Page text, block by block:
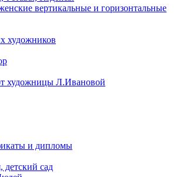
вертикальные и горизонтальные
художников
художницы Л.Ивановой
и дипломы
детский сад